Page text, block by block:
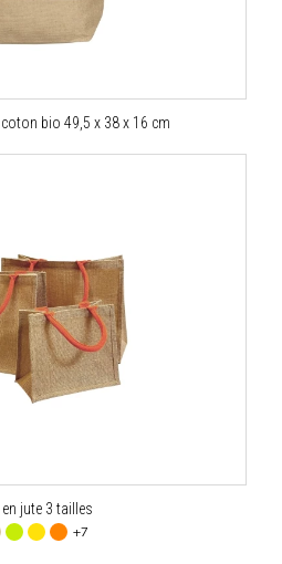
bio 49,5 x 38 x 16 cm
en jute 3 tailles
+7